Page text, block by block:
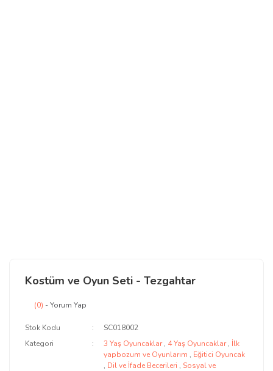
Kostüm ve Oyun Seti - Tezgahtar
(0) - Yorum Yap
Stok Kodu
SC018002
Kategori
3 Yaş Oyuncaklar , 4 Yaş Oyuncaklar , İlk
yapbozum ve Oyunlarım , Eğitici Oyuncak
, Dil ve İfade Becerileri , Sosyal ve